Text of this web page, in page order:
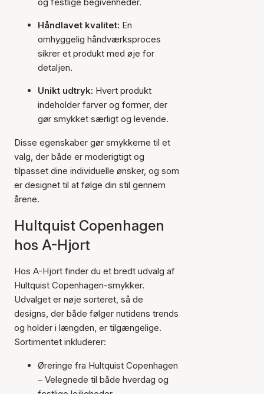
Håndlavet kvalitet: En
omhyggelig håndværksproces
sikrer et produkt med øje for
detaljen.
Unikt udtryk: Hvert produkt
indeholder farver og former, der
gør smykket særligt og levende.
Disse egenskaber gør smykkerne til et
valg, der både er moderigtigt og
tilpasset dine individuelle ønsker, og som
er designet til at følge din stil gennem
årene.
Hultquist Copenhagen
hos A-Hjort
Hos A-Hjort finder du et bredt udvalg af
Hultquist Copenhagen-smykker.
Udvalget er nøje sorteret, så de
designs, der både følger nutidens trends
og holder i længden, er tilgængelige.
Sortimentet inkluderer:
Øreringe fra Hultquist Copenhagen
– Velegnede til både hverdag og